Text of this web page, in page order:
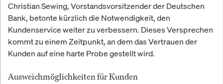
Christian Sewing, Vorstandsvorsitzender der Deutschen
Bank, betonte kürzlich die Notwendigkeit, den
Kundenservice weiter zu verbessern. Dieses Versprechen
kommt zu einem Zeitpunkt, an dem das Vertrauen der
Kunden auf eine harte Probe gestellt wird.
Ausweichmöglichkeiten für Kunden